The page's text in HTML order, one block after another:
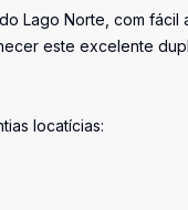
Lago Norte, com
este excelente
locatícias: